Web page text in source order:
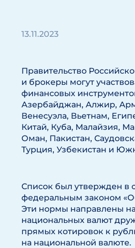
13.11.2023
Правительство
и брокеры могут
финансовых
Азербайджан, Алжир,
Венесуэла, Вьетнам,
Китай, Куба, Малайзия,
Оман, Пакистан,
Турция, Узбекистан и
Список был утвержден в
федеральным законом
Эти нормы направлены
национальных валют
прямых котировок к
на национальной валюте.